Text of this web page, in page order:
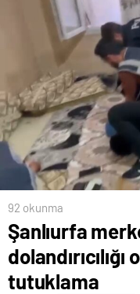
92 okunma
Şanlıurfa
tutuklama